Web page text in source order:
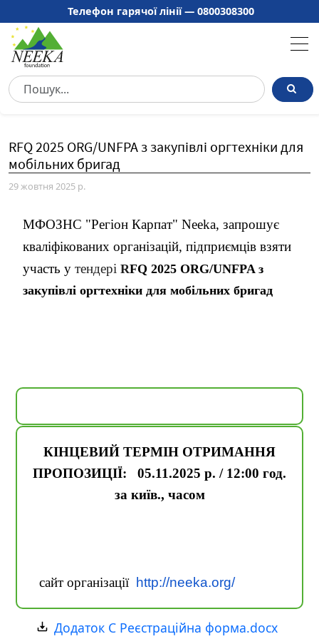
Телефон гарячої лінії — 0800308300
RFQ 2025 ORG/UNFPA з закупівлі оргтехніки для
мобільних бригад
29 жовтня 2025 р.
МФОЗНС "Регіон Карпат" Neeka, запрошує
кваліфікованих організацій, підприємців взяти
участь у тендері RFQ 2025 ORG/UNFPA з
закупівлі оргтехніки для мобільних бригад
КІНЦЕВИЙ ТЕРМІН ОТРИМАННЯ
ПРОПОЗИЦІЇ: 05.11.2025 р. / 12:00 год.
за київ., часом
сайт організації http://neeka.org/
Додаток C Реєстраційна форма.docx